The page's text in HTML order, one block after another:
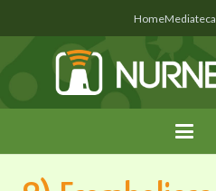
HomeMediateca